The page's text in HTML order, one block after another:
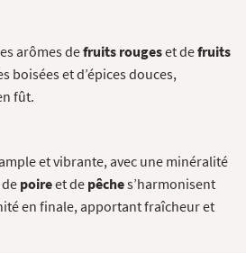
arômes defruits rougeset defruits
boisées et d’épices douces,
fût.
et vibrante, avec une minéralité
poireet de pêches’harmonisent
en finale, apportant fraîcheur et